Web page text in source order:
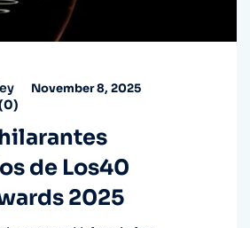
November 8, 2025
0)
de Los40
2025